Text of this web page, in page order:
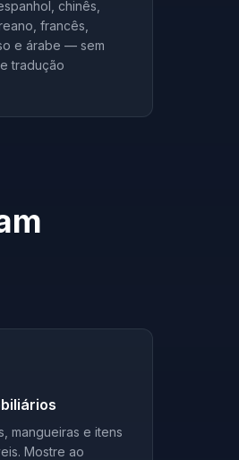
chinês,
francês,
e árabe — sem
tradução
mangueiras e itens
Mostre ao